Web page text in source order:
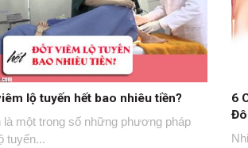
lộ tuyến hết bao nhiêu tiền?
một trong số những phương pháp
tuyến...
6